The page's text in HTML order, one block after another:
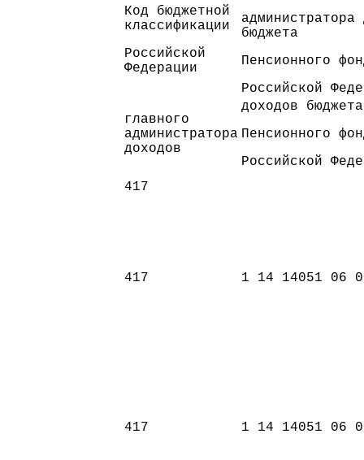
Код бюджетной
классификации
Российской
Федерации
администратора
бюджета
Пенсионного
Российской
главного
администратора
доходов
доходов бюджета
Пенсионного
Российской
417
417 1 14 14051 06
417 1 14 14051 06